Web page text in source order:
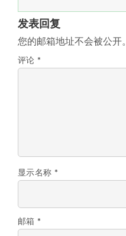
发表回复
您的邮箱地址不会被公开。
评论 *
显示名称 *
邮箱 *